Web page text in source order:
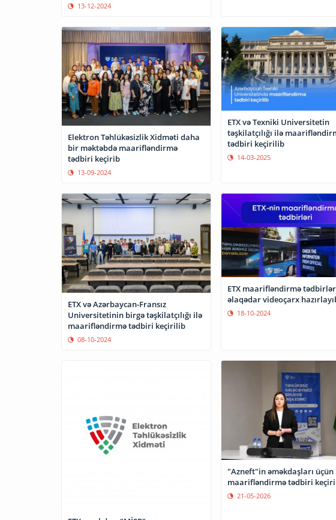
13-12-2024
Elektron Təhlükəsizlik Xidməti daha
bir məktəbdə maarifləndirmə
tədbiri keçirib
13-09-2024
ETX və Texniki Universitetin
təşkilatçılığı ilə
tədbiri keçirilib
14-03-2025
ETX və Azərbaycan-Fransız
Universitetinin birgə təşkilatçılığı ilə
maarifləndirmə tədbiri keçirilib
08-10-2024
ETX maarifləndirmə
əlaqədar videoçarx
18-10-2024
"Azneft"in əməkdaşları üçün
maarifləndirmə tədbiri
21-05-2026